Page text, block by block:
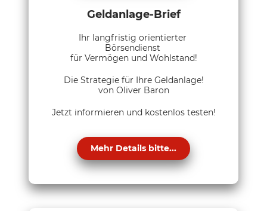
Geldanlage-Brief
Ihr langfristig orientierter
Börsendienst
für Vermögen und Wohlstand!
Die Strategie für Ihre Geldanlage!
von Oliver Baron
Jetzt informieren und kostenlos testen!
Mehr Details bitte...